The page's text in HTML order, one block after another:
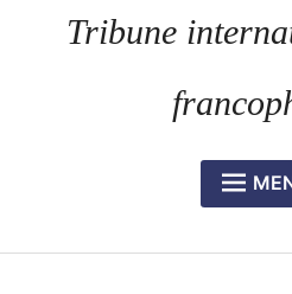
Tribune